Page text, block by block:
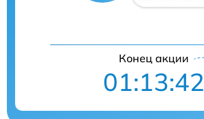
Конец акции
01:13:41